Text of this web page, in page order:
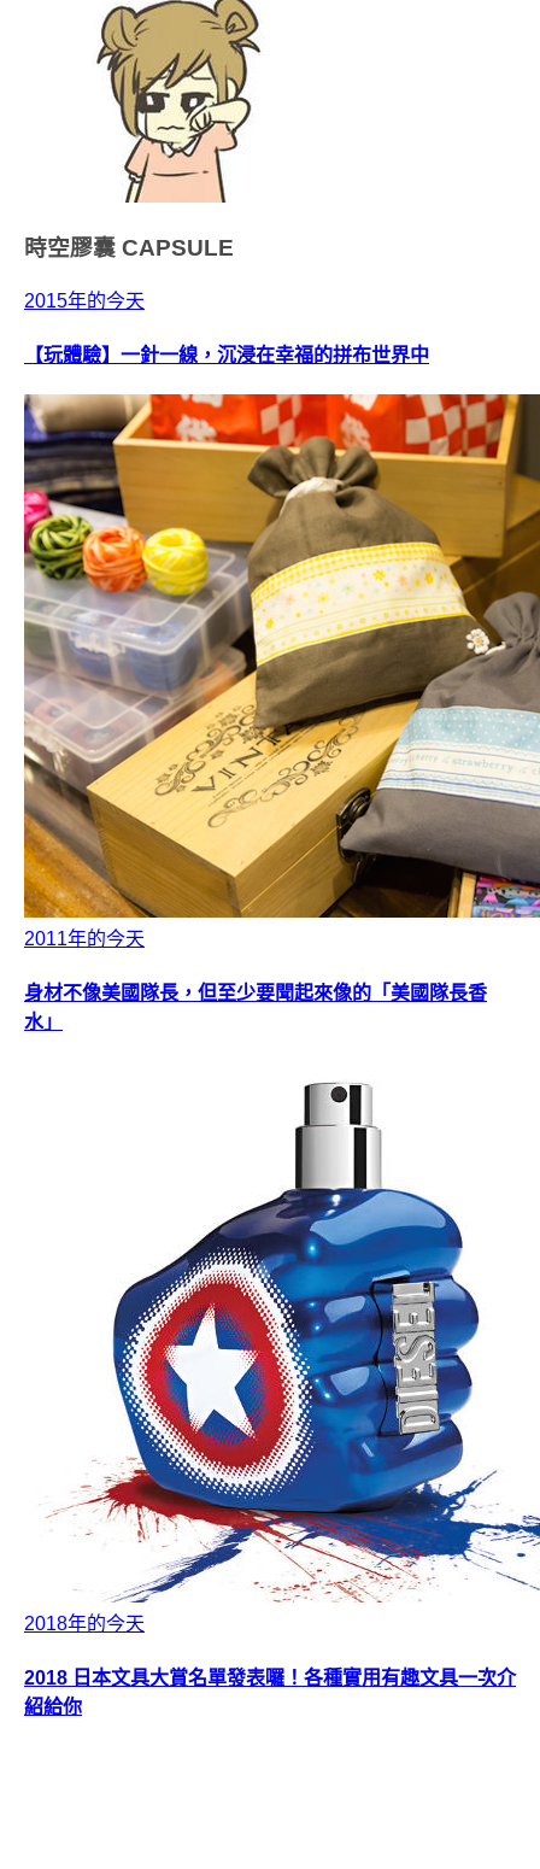
時空膠囊 CAPSULE
2015年的今天
【玩體驗】一針一線，沉浸在幸福的拼布世界中
2011年的今天
身材不像美國隊長，但至少要聞起來像的「美國隊長香
水」
2018年的今天
2018 日本文具大賞名單發表囉！各種實用有趣文具一次介
紹給你